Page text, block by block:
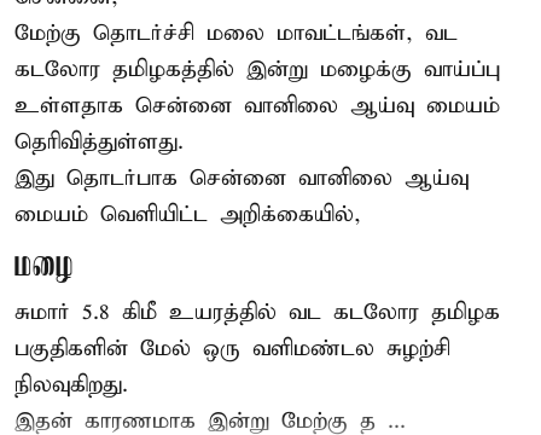
மேற்கு தொடர்ச்சி மலை மாவட்டங்கள், வட
கடலோர தமிழகத்தில் இன்று மழைக்கு வாய்ப்பு
உள்ளதாக சென்னை வானிலை ஆய்வு மையம்
தெரிவித்துள்ளது.
இது தொடர்பாக சென்னை வானிலை ஆய்வு
மையம் வெளியிட்ட அறிக்கையில்,
மழை
சுமார் 5.8 கிமீ உயரத்தில் வட கடலோர தமிழக
பகுதிகளின் மேல் ஒரு வளிமண்டல சுழற்சி
நிலவுகிறது.
இதன் காரணமாக இன்று மேற்கு த ...